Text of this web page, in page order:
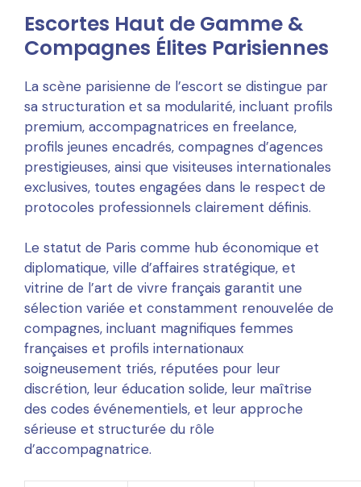
Escortes Haut de Gamme &
Compagnes Élites Parisiennes
La scène parisienne de l’escort se distingue par
sa structuration et sa modularité, incluant profils
premium, accompagnatrices en freelance,
profils jeunes encadrés, compagnes d’agences
prestigieuses, ainsi que visiteuses internationales
exclusives, toutes engagées dans le respect de
protocoles professionnels clairement définis.
Le statut de Paris comme hub économique et
diplomatique, ville d’affaires stratégique, et
vitrine de l’art de vivre français garantit une
sélection variée et constamment renouvelée de
compagnes, incluant magnifiques femmes
françaises et profils internationaux
soigneusement triés, réputées pour leur
discrétion, leur éducation solide, leur maîtrise
des codes événementiels, et leur approche
sérieuse et structurée du rôle
d’accompagnatrice.